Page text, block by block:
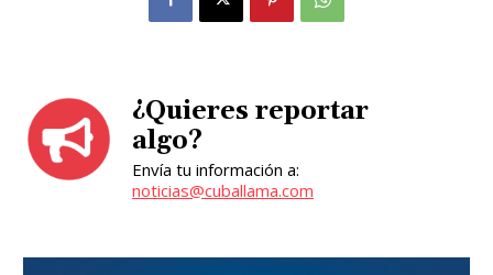
¿Quieres reportar
algo?
Envía tu información a:
noticias@cuballama.com